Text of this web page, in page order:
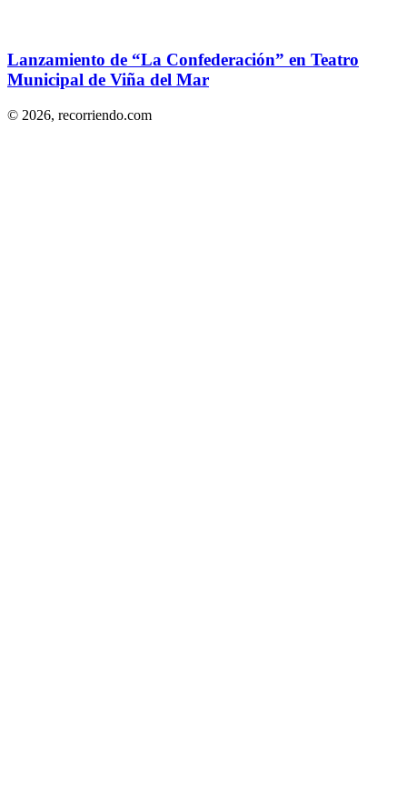
Lanzamiento de “La Confederación” en Teatro
Municipal de Viña del Mar
© 2026, recorriendo.com